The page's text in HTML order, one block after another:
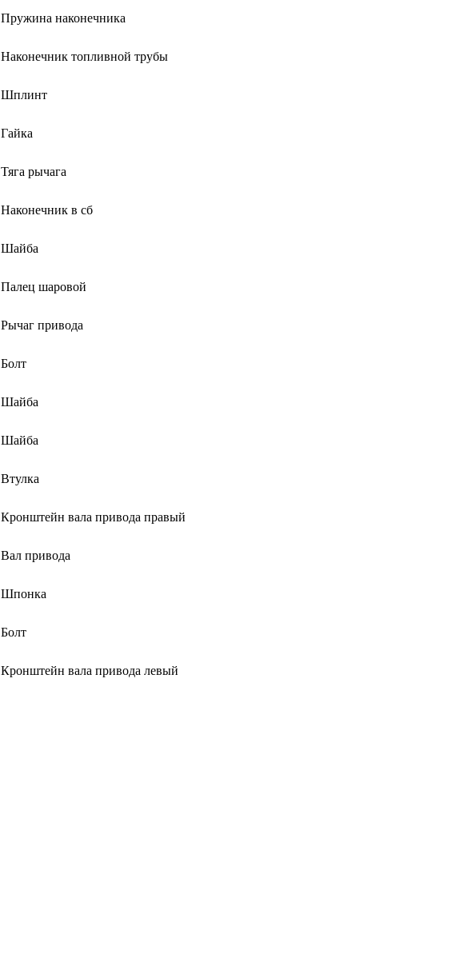
Пружина наконечника
Наконечник топливной трубы
Шплинт
Гайка
Тяга рычага
Наконечник в сб
Шайба
Палец шаровой
Рычаг привода
Болт
Шайба
Шайба
Втулка
Кронштейн вала привода правый
Вал привода
Шпонка
Болт
Кронштейн вала привода левый